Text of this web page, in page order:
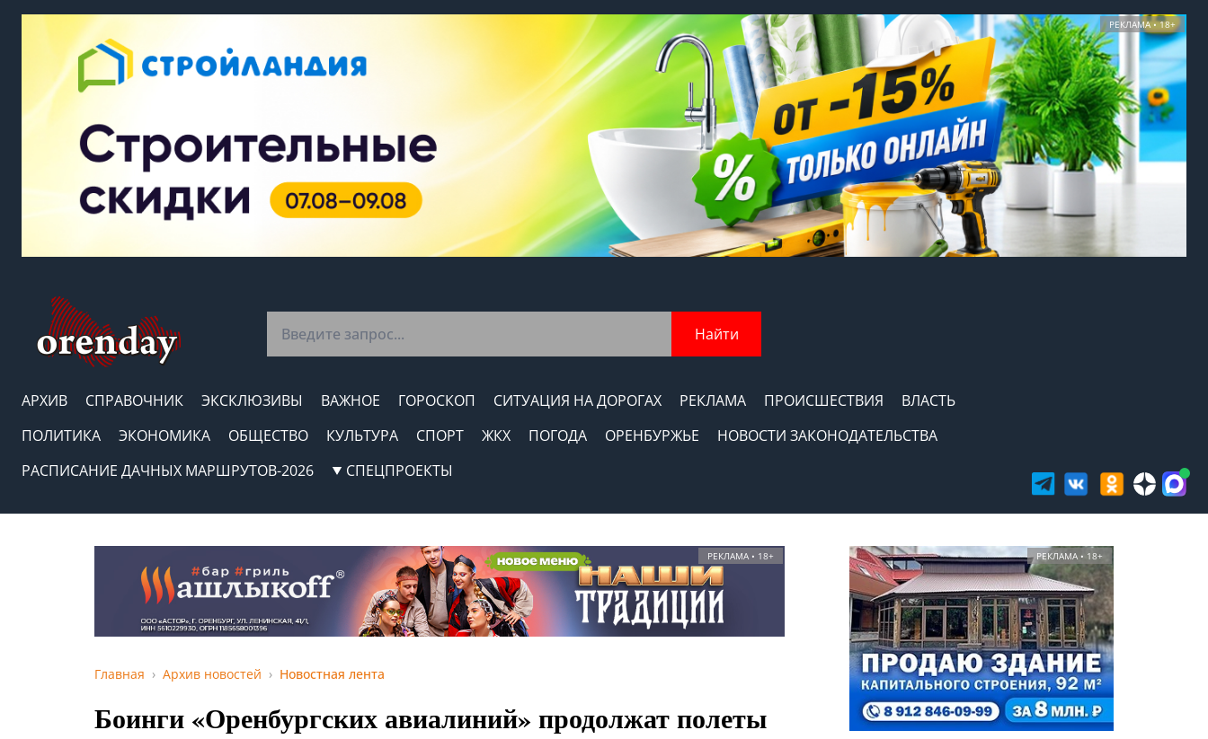
РЕКЛАМА • 18+
Найти
АРХИВ СПРАВОЧНИК ЭКСКЛЮЗИВЫ ВАЖНОЕ ГОРОСКОП СИТУАЦИЯ НА ДОРОГАХ РЕКЛАМА ПРОИСШЕСТВИЯ
ВЛАСТЬ
ПОЛИТИКА
ЭКОНОМИКА ОБЩЕСТВО КУЛЬТУРА СПОРТ ЖКХ ПОГОДА ОРЕНБУРЖЬЕ
НОВОСТИ ЗАКОНОДАТЕЛЬСТВА
РАСПИСАНИЕ ДАЧНЫХ МАРШРУТОВ-2026
СПЕЦПРОЕКТЫ
РЕКЛАМА • 18+
Главная Архив новостей Новостная лента
Боинги «Оренбургских авиалиний» продолжат полеты
РЕКЛАМА • 18+